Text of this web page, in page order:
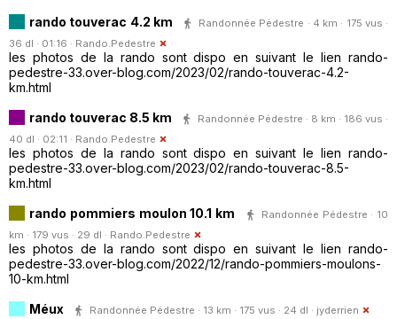
rando touverac 4.2 km
Randonnée Pédestre · 4 km · 175 vus ·
36 dl · 01:16 · Rando.Pedestre
les photos de la rando sont dispo en suivant le lien rando-
pedestre-33.over-blog.com/2023/02/rando-touverac-4.2-
km.html
rando touverac 8.5 km
Randonnée Pédestre · 8 km · 186 vus ·
40 dl · 02:11 · Rando.Pedestre
les photos de la rando sont dispo en suivant le lien rando-
pedestre-33.over-blog.com/2023/02/rando-touverac-8.5-
km.html
rando pommiers moulon 10.1 km
Randonnée Pédestre · 10
km · 179 vus · 29 dl · Rando.Pedestre
les photos de la rando sont dispo en suivant le lien rando-
pedestre-33.over-blog.com/2022/12/rando-pommiers-moulons-
10-km.html
Méux
Randonnée Pédestre · 13 km · 175 vus · 24 dl · jyderrien